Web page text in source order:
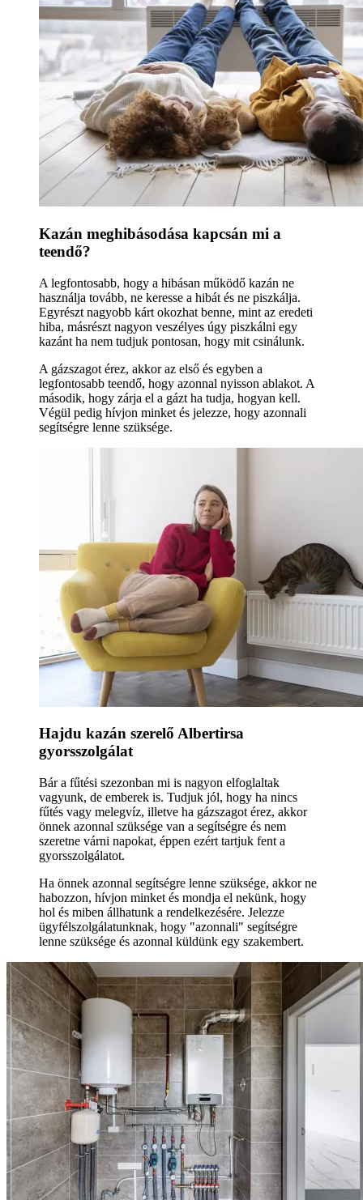
Kazán meghibásodása kapcsán mi a
teendő?
A legfontosabb, hogy a hibásan működő kazán ne
használja tovább, ne keresse a hibát és ne piszkálja.
Egyrészt nagyobb kárt okozhat benne, mint az eredeti
hiba, másrészt nagyon veszélyes úgy piszkálni egy
kazánt ha nem tudjuk pontosan, hogy mit csinálunk.
A gázszagot érez, akkor az első és egyben a
legfontosabb teendő, hogy azonnal nyisson ablakot. A
második, hogy zárja el a gázt ha tudja, hogyan kell.
Végül pedig hívjon minket és jelezze, hogy azonnali
segítségre lenne szüksége.
Hajdu kazán szerelő Albertirsa
gyorsszolgálat
Bár a fűtési szezonban mi is nagyon elfoglaltak
vagyunk, de emberek is. Tudjuk jól, hogy ha nincs
fűtés vagy melegvíz, illetve ha gázszagot érez, akkor
önnek azonnal szüksége van a segítségre és nem
szeretne várni napokat, éppen ezért tartjuk fent a
gyorsszolgálatot.
Ha önnek azonnal segítségre lenne szüksége, akkor ne
habozzon, hívjon minket és mondja el nekünk, hogy
hol és miben állhatunk a rendelkezésére. Jelezze
ügyfélszolgálatunknak, hogy "azonnali" segítségre
lenne szüksége és azonnal küldünk egy szakembert.